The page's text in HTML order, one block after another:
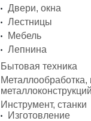
Двери, окна
Лестницы
Мебель
Лепнина
Бытовая техника
Металлообработка,
металлоконструкций
Инструмент, станки
Изготовление